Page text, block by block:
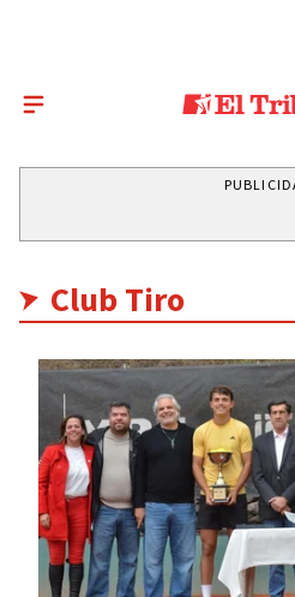
Club Tiro